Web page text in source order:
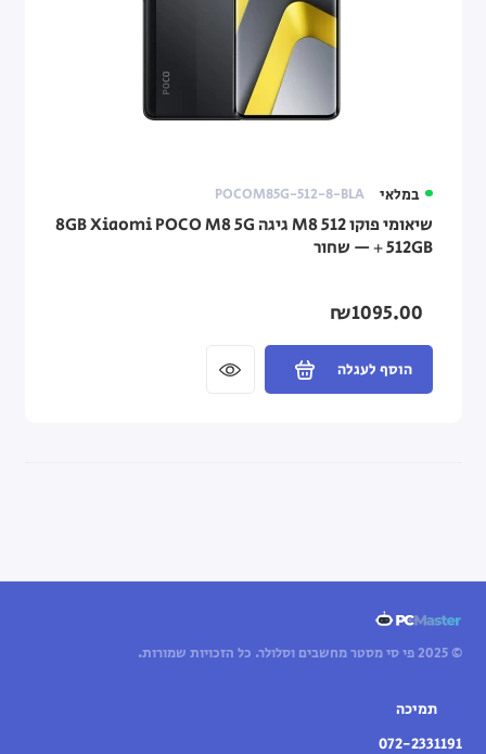
במלאי POCOM85G-512-8-BLA
שיאומי פוקו M8 512 גיגה Xiaomi POCO M8 5G ‏8GB
+ 512GB — שחור
₪1095.00
הוסף לעגלה
© 2025 פי סי מסטר מחשבים וסלולר. כל הזכויות שמורות.
תמיכה
072-2331191